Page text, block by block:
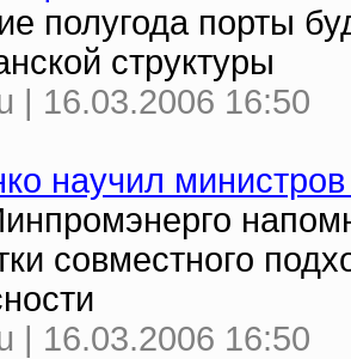
полугода порты
структуры
| 16.03.2006 16:50
научил
совместного
| 16.03.2006 16:50